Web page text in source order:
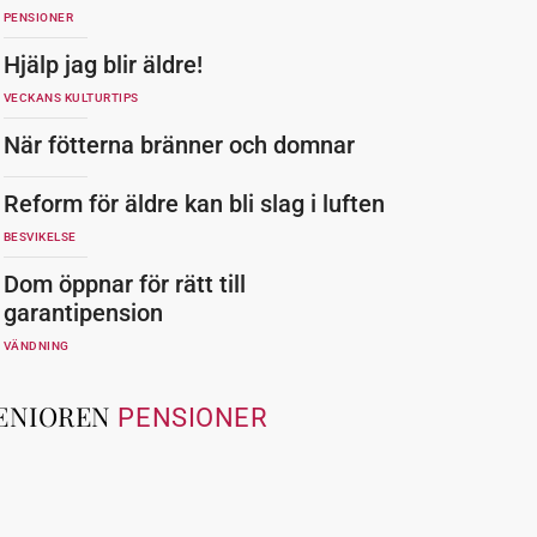
PENSIONER
Hjälp jag blir äldre!
VECKANS KULTURTIPS
När fötterna bränner och domnar
Reform för äldre kan bli slag i luften
BESVIKELSE
Dom öppnar för rätt till
garantipension
VÄNDNING
PENSIONER